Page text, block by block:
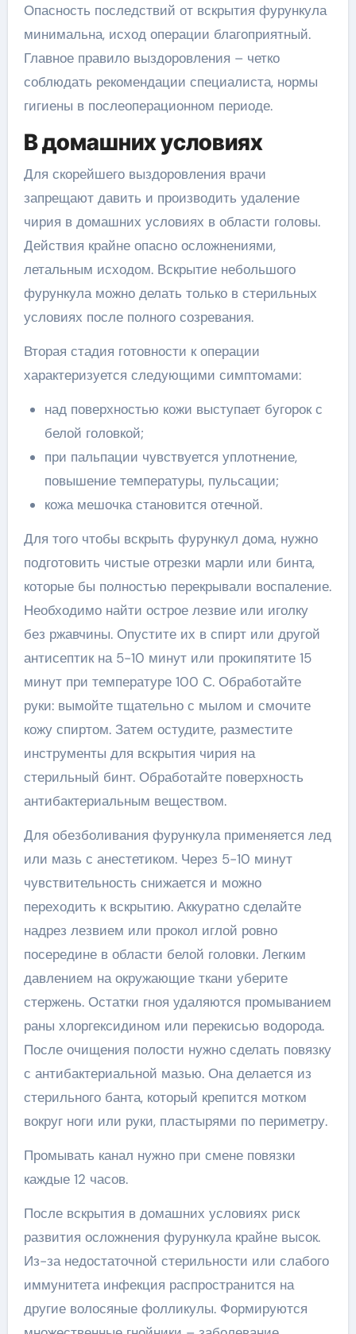
Опасность последствий от вскрытия фурункула
минимальна, исход операции благоприятный.
Главное правило выздоровления – четко
соблюдать рекомендации специалиста, нормы
гигиены в послеоперационном периоде.
В домашних условиях
Для скорейшего выздоровления врачи
запрещают давить и производить удаление
чирия в домашних условиях в области головы.
Действия крайне опасно осложнениями,
летальным исходом. Вскрытие небольшого
фурункула можно делать только в стерильных
условиях после полного созревания.
Вторая стадия готовности к операции
характеризуется следующими симптомами:
над поверхностью кожи выступает бугорок с
белой головкой;
при пальпации чувствуется уплотнение,
повышение температуры, пульсации;
кожа мешочка становится отечной.
Для того чтобы вскрыть фурункул дома, нужно
подготовить чистые отрезки марли или бинта,
которые бы полностью перекрывали воспаление.
Необходимо найти острое лезвие или иголку
без ржавчины. Опустите их в спирт или другой
антисептик на 5-10 минут или прокипятите 15
минут при температуре 100 С. Обработайте
руки: вымойте тщательно с мылом и смочите
кожу спиртом. Затем остудите, разместите
инструменты для вскрытия чирия на
стерильный бинт. Обработайте поверхность
антибактериальным веществом.
Для обезболивания фурункула применяется лед
или мазь с анестетиком. Через 5-10 минут
чувствительность снижается и можно
переходить к вскрытию. Аккуратно сделайте
надрез лезвием или прокол иглой ровно
посередине в области белой головки. Легким
давлением на окружающие ткани уберите
стержень. Остатки гноя удаляются промыванием
раны хлоргексидином или перекисью водорода.
После очищения полости нужно сделать повязку
с антибактериальной мазью. Она делается из
стерильного банта, который крепится мотком
вокруг ноги или руки, пластырями по периметру.
Промывать канал нужно при смене повязки
каждые 12 часов.
После вскрытия в домашних условиях риск
развития осложнения фурункула крайне высок.
Из-за недостаточной стерильности или слабого
иммунитета инфекция распространится на
другие волосяные фолликулы. Формируются